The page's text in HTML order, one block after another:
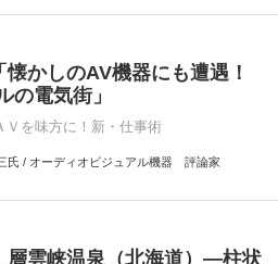
懐かしのAV機器にも遭遇！
の電気街」
Ｖを味方に！新・仕事術
氏 / オーディオビジュアル機器 評論家
雲峡温泉（北海道）―柱状